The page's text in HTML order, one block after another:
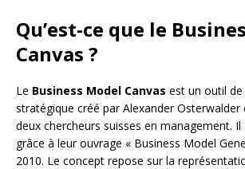
Qu’est-ce que le
Canvas ?
Le Business Model Canvas est un outil
stratégique créé par Alexander Osterwalder
deux chercheurs suisses en management.
grâce à leur ouvrage « Business Model
2010. Le concept repose sur la